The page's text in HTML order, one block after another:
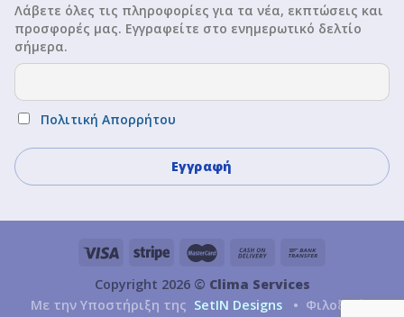
Λάβετε όλες τις πληροφορίες για τα νέα, εκπτώσεις και
προσφορές μας. Εγγραφείτε στο ενημερωτικό δελτίο
σήμερα.
Πολιτική Απορρήτου
Copyright 2026 © Clima Services
Με την Υποστήριξη της SetIN Designs
• Φιλοξενία